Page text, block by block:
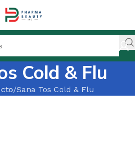
Cold & Flu
Sana Tos Cold & Flu